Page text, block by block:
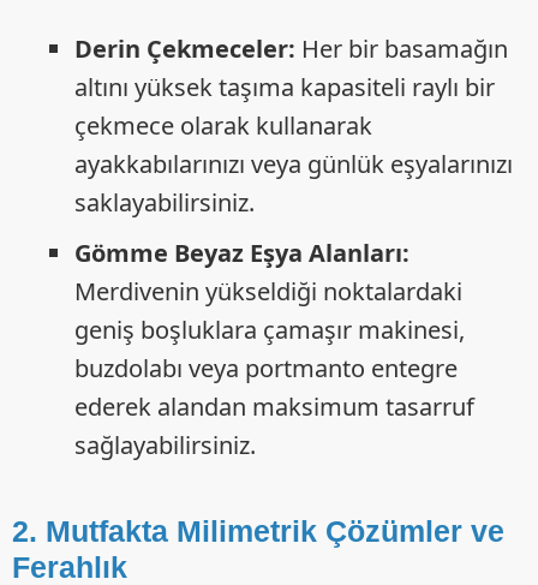
Derin Çekmeceler: Her bir basamağın
altını yüksek taşıma kapasiteli raylı bir
çekmece olarak kullanarak
ayakkabılarınızı veya günlük eşyalarınızı
saklayabilirsiniz.
Gömme Beyaz Eşya Alanları:
Merdivenin yükseldiği noktalardaki
geniş boşluklara çamaşır makinesi,
buzdolabı veya portmanto entegre
ederek alandan maksimum tasarruf
sağlayabilirsiniz.
2. Mutfakta Milimetrik Çözümler ve
Ferahlık